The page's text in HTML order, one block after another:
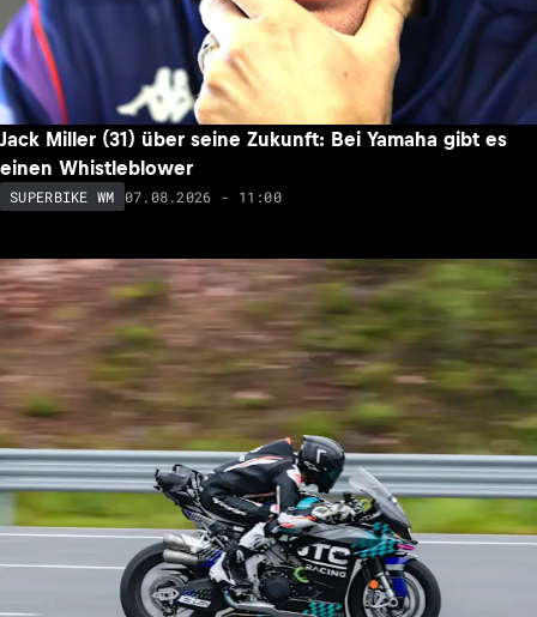
Jack Miller (31) über seine Zukunft: Bei Yamaha gibt es
einen Whistleblower
SUPERBIKE WM 07.08.2026 - 11:00